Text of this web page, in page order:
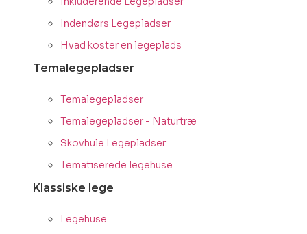
Indendørs Legepladser
Hvad koster en legeplads
Temalegepladser
Temalegepladser
Temalegepladser - Naturtræ
Skovhule Legepladser
Tematiserede legehuse
Klassiske lege
Legehuse